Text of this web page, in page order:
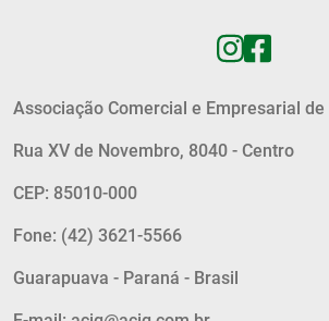
Associação Comercial e Empresarial de
Rua XV de Novembro, 8040 - Centro
CEP: 85010-000
Fone: (42) 3621-5566
Guarapuava - Paraná - Brasil